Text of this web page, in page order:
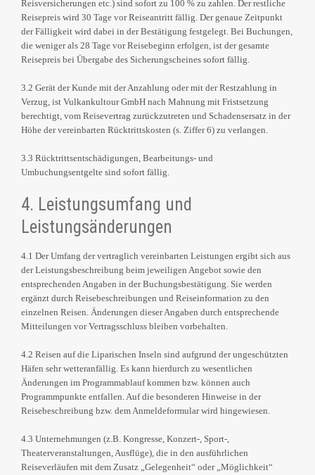
Reisversicherungen etc.) sind sofort zu 100 % zu zahlen. Der restliche
Reisepreis wird 30 Tage vor Reiseantritt fällig. Der genaue Zeitpunkt
der Fälligkeit wird dabei in der Bestätigung festgelegt. Bei Buchungen,
die weniger als 28 Tage vor Reisebeginn erfolgen, ist der gesamte
Reisepreis bei Übergabe des Sicherungscheines sofort fällig.
3.2 Gerät der Kunde mit der Anzahlung oder mit der Restzahlung in
Verzug, ist Vulkankultour GmbH nach Mahnung mit Fristsetzung
berechtigt, vom Reisevertrag zurückzutreten und Schadensersatz in der
Höhe der vereinbarten Rücktrittskosten (s. Ziffer 6) zu verlangen.
3.3 Rücktrittsentschädigungen, Bearbeitungs- und
Umbuchungsentgelte sind sofort fällig.
4. Leistungsumfang und
Leistungsänderungen
4.1 Der Umfang der vertraglich vereinbarten Leistungen ergibt sich aus
der Leistungsbeschreibung beim jeweiligen Angebot sowie den
entsprechenden Angaben in der Buchungsbestätigung. Sie werden
ergänzt durch Reisebeschreibungen und Reiseinformation zu den
einzelnen Reisen. Änderungen dieser Angaben durch entsprechende
Mitteilungen vor Vertragsschluss bleiben vorbehalten.
4.2 Reisen auf die Liparischen Inseln sind aufgrund der ungeschützten
Häfen sehr wetteranfällig. Es kann hierdurch zu wesentlichen
Änderungen im Programmablauf kommen bzw. können auch
Programmpunkte entfallen. Auf die besonderen Hinweise in der
Reisebeschreibung bzw. dem Anmeldeformular wird hingewiesen.
4.3 Unternehmungen (z.B. Kongresse, Konzert-, Sport-,
Theaterveranstaltungen, Ausflüge), die in den ausführlichen
Reiseverläufen mit dem Zusatz „Gelegenheit“ oder „Möglichkeit“